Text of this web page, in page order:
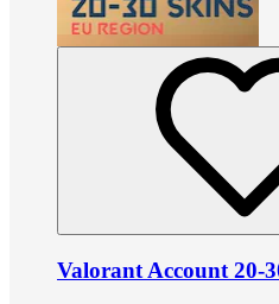
Valorant Account 20-